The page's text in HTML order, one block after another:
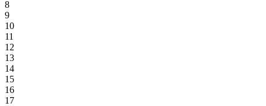
8
9
10
11
12
13
14
15
16
17